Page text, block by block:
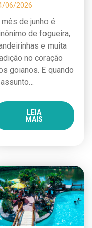
06/2026
mês de junho é
de fogueira,
e muita
no coração
goianos. E quando
LEIA
MAIS